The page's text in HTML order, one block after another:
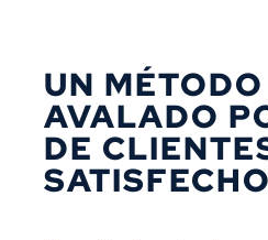
UN MÉTODO
AVALADO
DE